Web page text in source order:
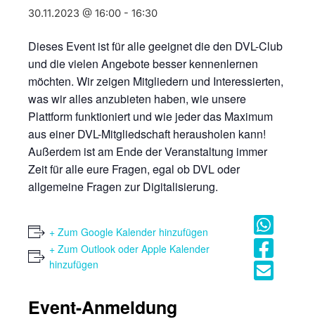
30.11.2023 @ 16:00 - 16:30
Dieses Event ist für alle geeignet die den DVL-Club
und die vielen Angebote besser kennenlernen
möchten. Wir zeigen Mitgliedern und Interessierten,
was wir alles anzubieten haben, wie unsere
Plattform funktioniert und wie jeder das Maximum
aus einer DVL-Mitgliedschaft herausholen kann!
Außerdem ist am Ende der Veranstaltung immer
Zeit für alle eure Fragen, egal ob DVL oder
allgemeine Fragen zur Digitalisierung.
+ Zum Google Kalender hinzufügen
+ Zum Outlook oder Apple Kalender
hinzufügen
Event-Anmeldung